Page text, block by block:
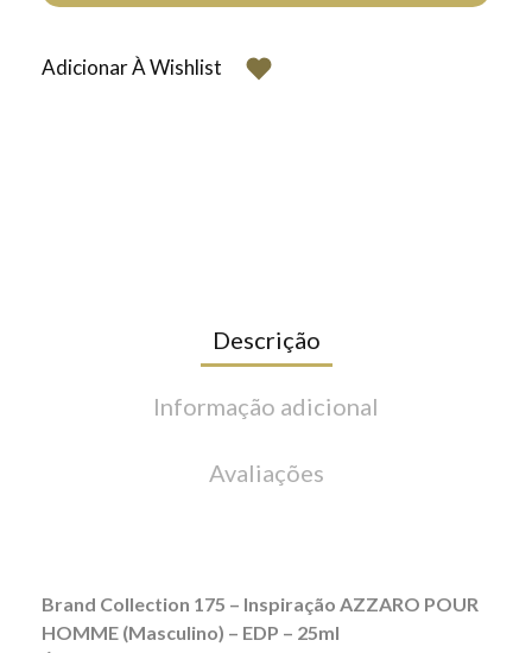
Adicionar À Wishlist
Descrição
Informação adicional
Avaliações
Brand Collection 175 – Inspiração AZZARO POUR
HOMME (Masculino) – EDP – 25ml